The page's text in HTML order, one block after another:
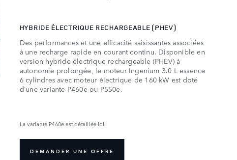
HYBRIDE ÉLECTRIQUE RECHARGEABLE (PHEV)
Des performances et une efficacité saisissantes associées
à une recharge rapide en courant continu. Disponible en
version hybride électrique rechargeable (PHEV) à
autonomie prolongée, le moteur Ingenium 3.0 L essence
6 cylindres avec moteur électrique de 160 kW est doté
d’une variante P460e ou P550e.​
La variante P460e est détaillée ici.​
DEMANDER UNE OFFRE